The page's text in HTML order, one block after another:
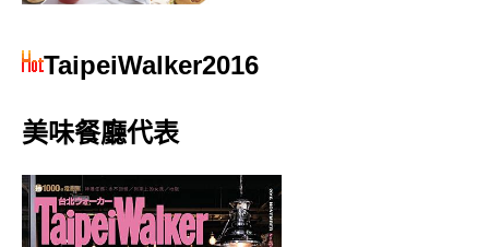
TaipeiWalker2016
美味餐廳代表